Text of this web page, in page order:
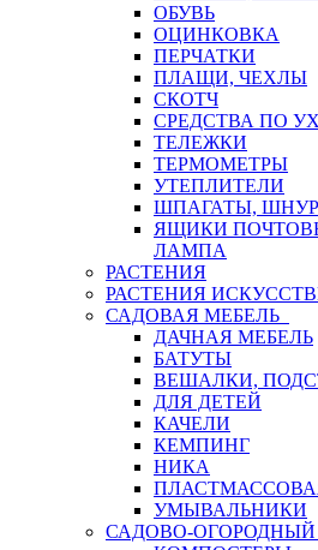
ОБУВЬ
ОЦИНКОВКА
ПЕРЧАТКИ
ПЛАЩИ, ЧЕХЛЫ
СКОТЧ
СРЕДСТВА ПО
ТЕЛЕЖКИ
ТЕРМОМЕТРЫ
УТЕПЛИТЕЛИ
ШПАГАТЫ,
ЯЩИКИ
ЛАМПА
РАСТЕНИЯ
РАСТЕНИЯ
САДОВАЯ МЕБЕЛЬ
ДАЧНАЯ МЕБЕЛЬ
БАТУТЫ
ВЕШАЛКИ,
ДЛЯ ДЕТЕЙ
КАЧЕЛИ
КЕМПИНГ
НИКА
УМЫВАЛЬНИКИ
САДОВО-ОГОРОДНЫЙ